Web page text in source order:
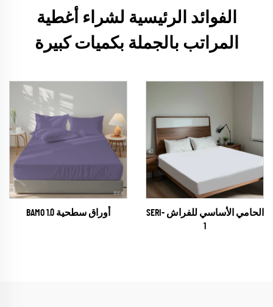
الفوائد الرئيسية لشراء أغطية
المراتب بالجملة بكميات كبيرة
الحامي الأساسي للفراش SERI-
1
أوراق سطحية BAMO 1.0